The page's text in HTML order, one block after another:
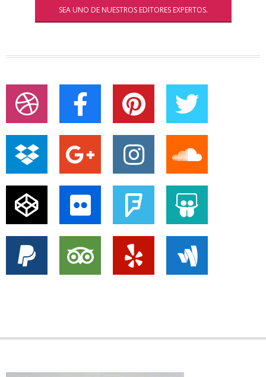
SEA UNO DE NUESTROS EDITORES EXPERTOS.